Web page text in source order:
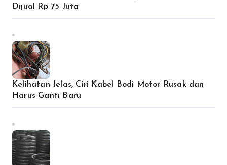
Dijual Rp 75 Juta
Kelihatan Jelas, Ciri Kabel Bodi Motor Rusak dan
Harus Ganti Baru